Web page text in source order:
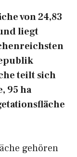
von 24,83
liegt
teilt sich
95 ha
gehören